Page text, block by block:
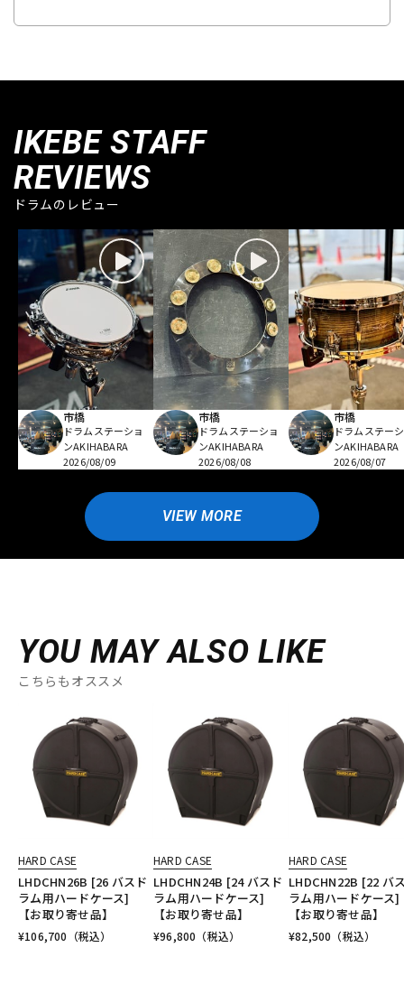
IKEBE STAFF
REVIEWS
ドラムのレビュー
市橋
ドラムステーショ
ンAKIHABARA
2026/08/09
市橋
ドラムステーショ
ンAKIHABARA
2026/08/08
市橋
ドラムステー
ンAKIHABARA
2026/08/07
VIEW MORE
YOU MAY ALSO LIKE
こちらもオススメ
HARD CASE
LHDCHN26B [26 バスド
ラム用ハードケース]
【お取り寄せ品】
¥106,700 （税込）
HARD CASE
LHDCHN24B [24 バスド
ラム用ハードケース]
【お取り寄せ品】
¥96,800 （税込）
HARD CASE
LHDCHN22B [22 バ
ラム用ハードケース]
【お取り寄せ品】
¥82,500 （税込）